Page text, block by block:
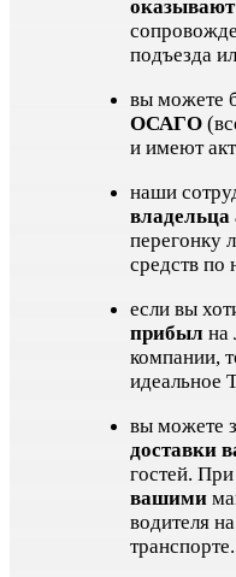
оказывают
подъезда
вы можете
ОСАГО
и имеют
наши
владельца
перегонку
средств
если вы
прибыл на
компании,
идеальное
вы можете
доставки
гостей.
вашими
водителя
транспорте.